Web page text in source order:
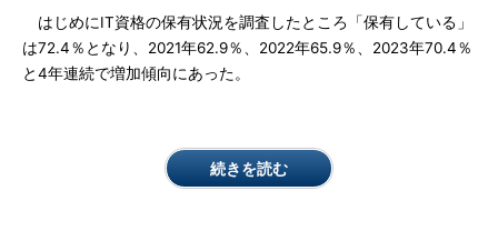
はじめにIT資格の保有状況を調査したところ「保有している」
は72.4％となり、2021年62.9％、2022年65.9％、2023年70.4％
と4年連続で増加傾向にあった。
続きを読む